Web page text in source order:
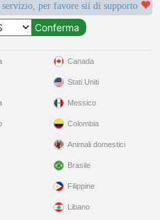
per favore sii di supporto
Canada
Stati Uniti
Messico
Colombia
Animali domestici
Brasile
Filippine
Libano